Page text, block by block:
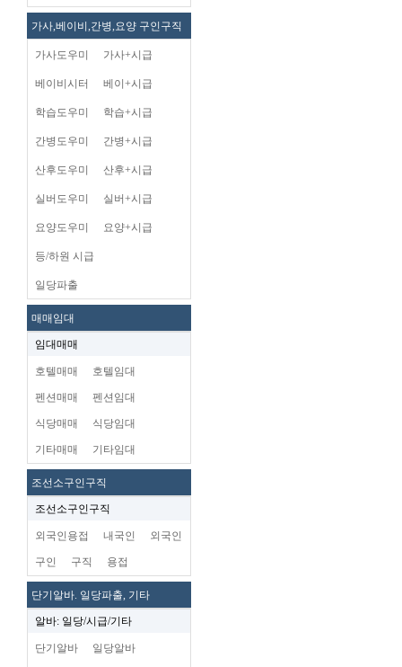
가사,베이비,간병,요양 구인구직
가사도우미 가사+시급
베이비시터 베이+시급
학습도우미 학습+시급
간병도우미 간병+시급
산후도우미 산후+시급
실버도우미 실버+시급
요양도우미 요양+시급
등/하원 시급
일당파출
매매임대
임대매매
호텔매매 호텔임대
펜션매매 펜션임대
식당매매 식당임대
기타매매 기타임대
조선소구인구직
조선소구인구직
외국인용접 내국인 외국인
구인 구직 용접
단기알바. 일당파출, 기타
알바: 일당/시급/기타
단기알바 일당알바